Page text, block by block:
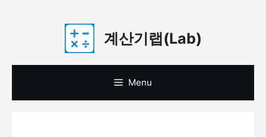
계산기랩(Lab)
Menu